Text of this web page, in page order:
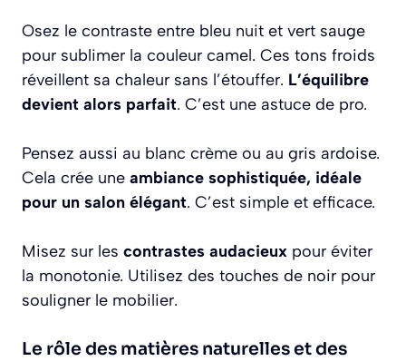
Osez le contraste entre bleu nuit et vert sauge
pour sublimer la couleur camel. Ces tons froids
réveillent sa chaleur sans l’étouffer. L’équilibre
devient alors parfait. C’est une astuce de pro.
Pensez aussi au blanc crème ou au gris ardoise.
Cela crée une ambiance sophistiquée, idéale
pour un salon élégant. C’est simple et efficace.
Misez sur les contrastes audacieux pour éviter
la monotonie. Utilisez des touches de noir pour
souligner le mobilier.
Le rôle des matières naturelles et des